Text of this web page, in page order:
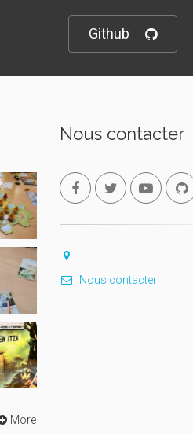
Github
More
Nous contacter
Nous contacter